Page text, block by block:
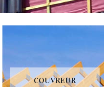
COUVREUR